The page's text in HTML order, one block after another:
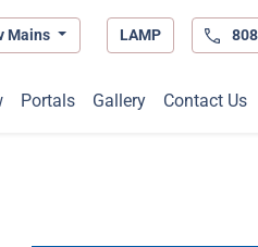
Mains LAMP
Portals Gallery Contact Us